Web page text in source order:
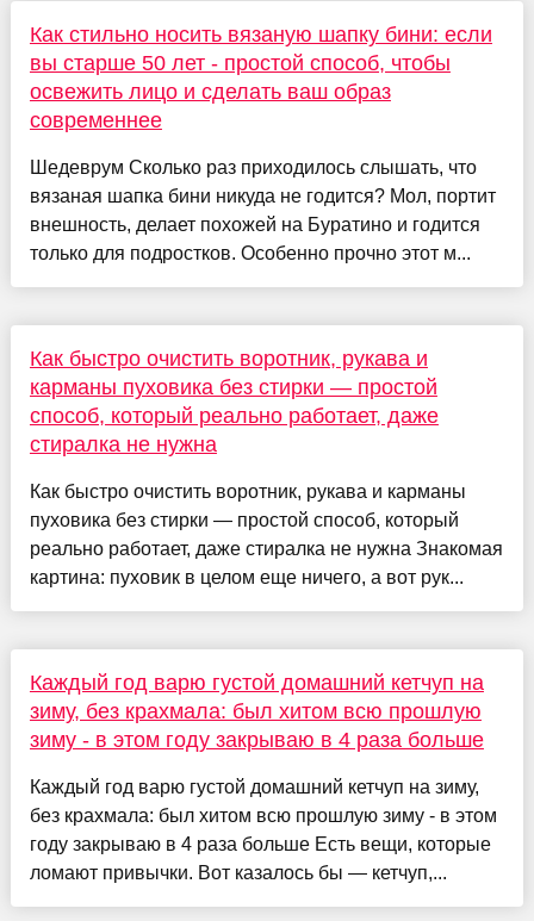
Как стильно носить вязаную шапку бини: если
вы старше 50 лет - простой способ, чтобы
освежить лицо и сделать ваш образ
современнее
Шедеврум Сколько раз приходилось слышать, что
вязаная шапка бини никуда не годится? Мол, портит
внешность, делает похожей на Буратино и годится
только для подростков. Особенно прочно этот м...
Как быстро очистить воротник, рукава и
карманы пуховика без стирки — простой
способ, который реально работает, даже
стиралка не нужна
Как быстро очистить воротник, рукава и карманы
пуховика без стирки — простой способ, который
реально работает, даже стиралка не нужна Знакомая
картина: пуховик в целом еще ничего, а вот рук...
Каждый год варю густой домашний кетчуп на
зиму, без крахмала: был хитом всю прошлую
зиму - в этом году закрываю в 4 раза больше
Каждый год варю густой домашний кетчуп на зиму,
без крахмала: был хитом всю прошлую зиму - в этом
году закрываю в 4 раза больше Есть вещи, которые
ломают привычки. Вот казалось бы — кетчуп,...